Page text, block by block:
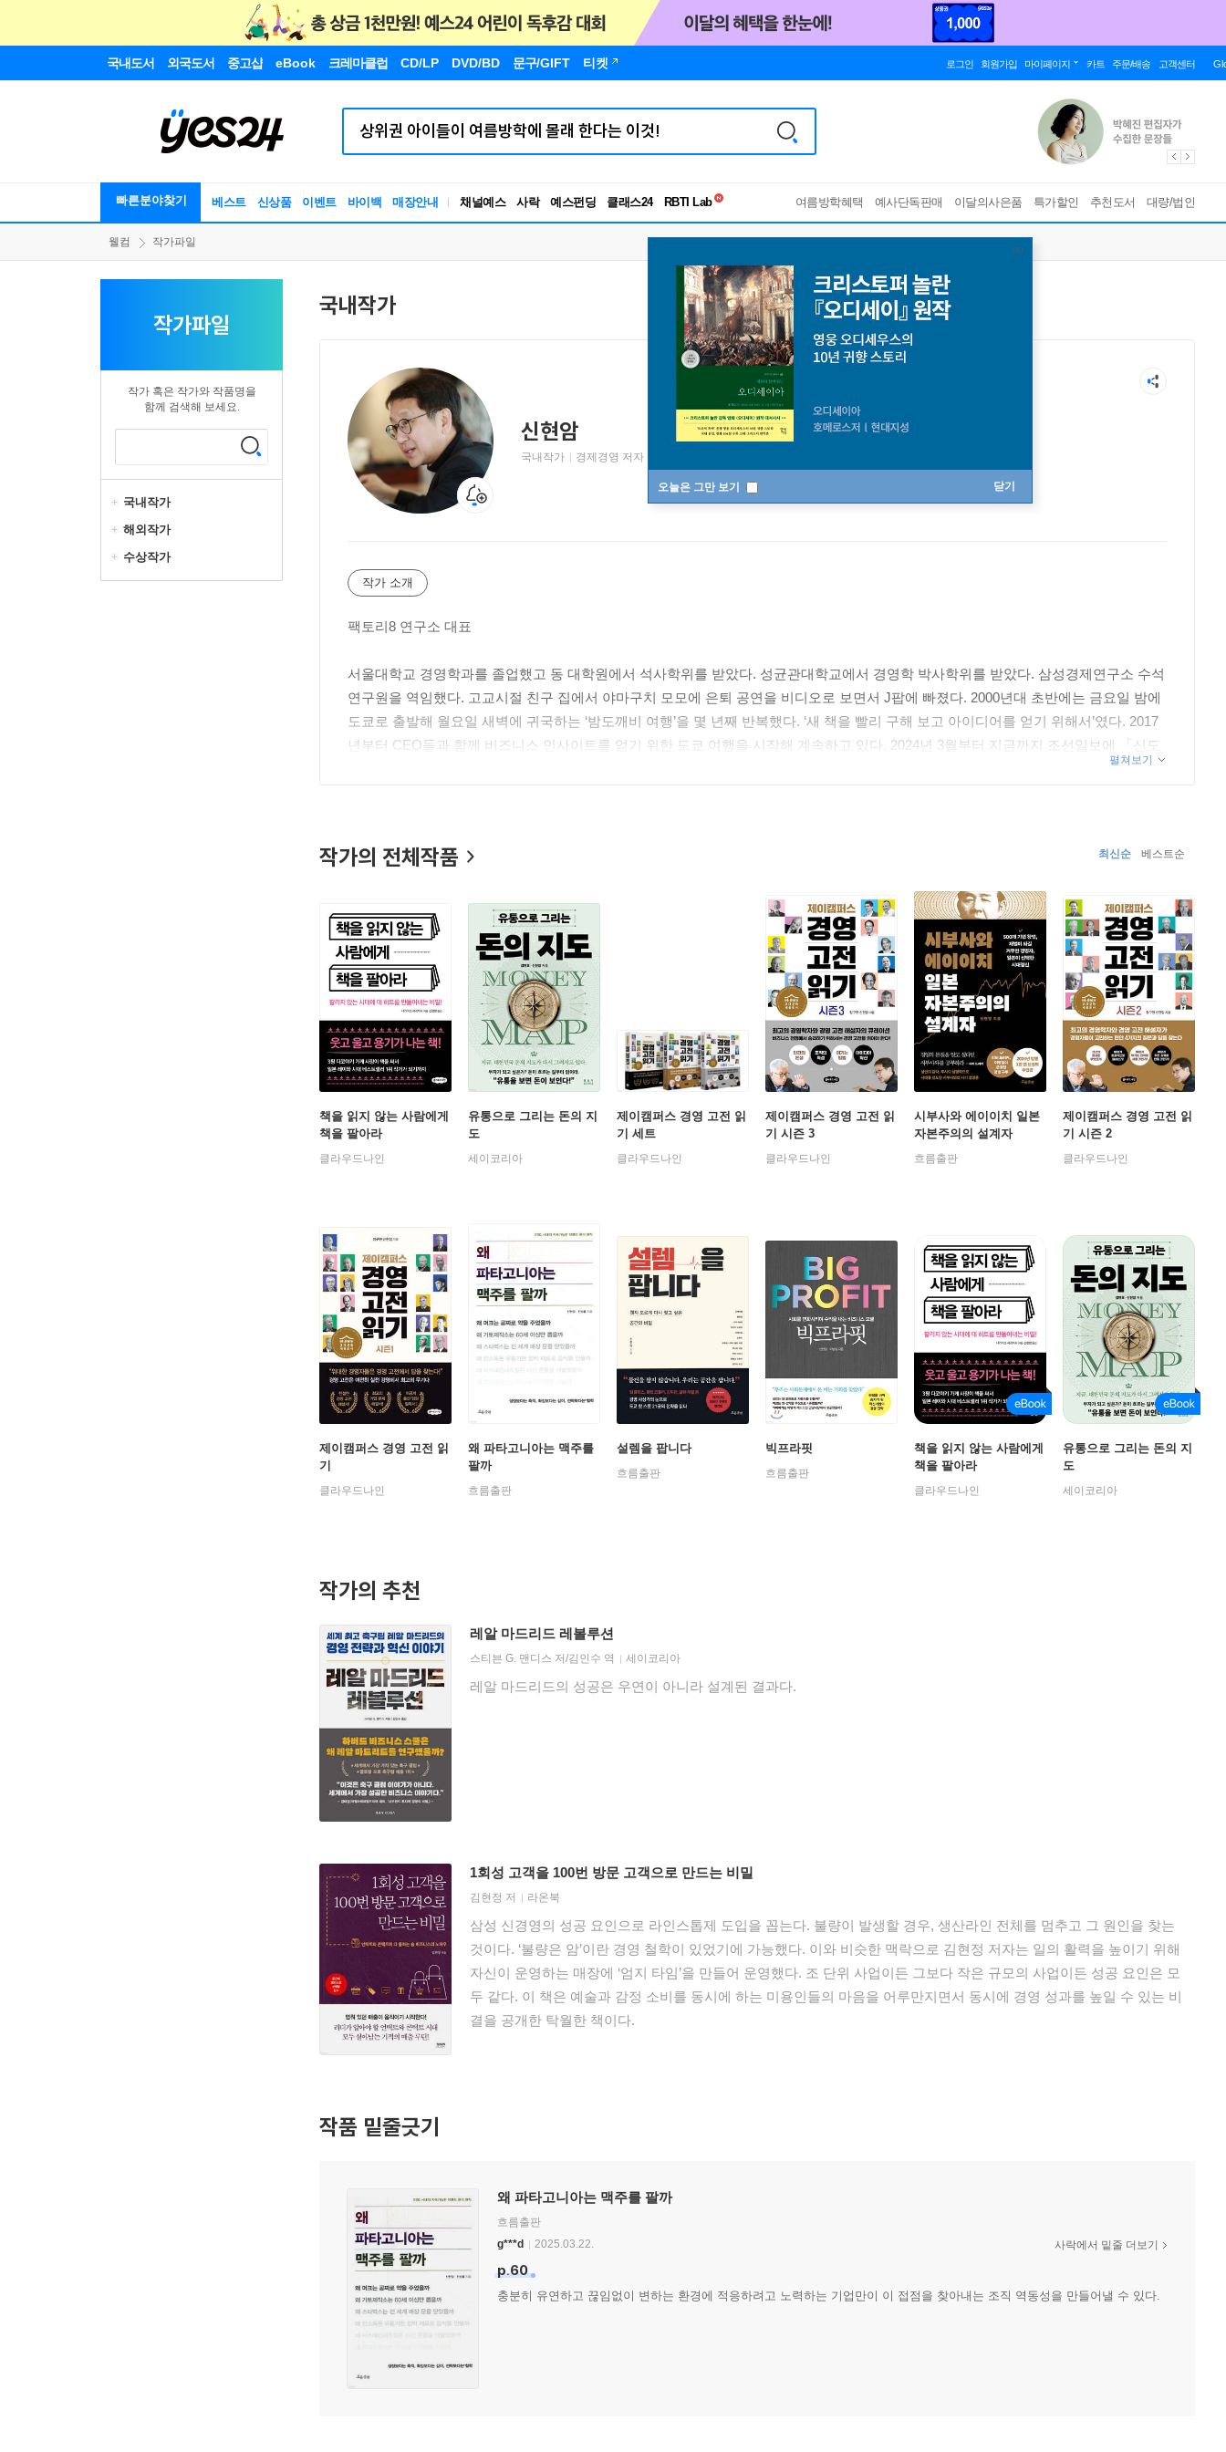
국내도서 외국도서 중고샵 eBook 크레마클럽 CD/LP DVD/BD 문구/GIFT 티켓 로그인 회원가입 마이페이지 카트 주문/배송 고객센터
빠른분야찾기 베스트 신상품 이벤트 바이백 매장안내 채널예스 사락 예스펀딩 클래스24
독서유형검사
여름방학혜택 예사단독판매 이달의사은품 특가할인 추천도서 대량/법인
오늘은 그만 보기 닫기
웰컴 작가파일
작가파일
작가 혹은 작가와 작품명을
함께 검색해 보세요.
국내작가
해외작가
수상작가
국내작가
신현암
국내작가 경제경영 저자
작가 소개
팩토리8 연구소 대표
서울대학교 경영학과를 졸업했고 동 대학원에서 석사학위를 받았다. 성균관대학교에서 경영학 박사학위를 받았다. 삼성경제연구소 수석
연구원을 역임했다. 고교시절 친구 집에서 야마구치 모모에 은퇴 공연을 비디오로 보면서 J팝에 빠졌다. 2000년대 초반에는 금요일 밤에
도쿄로 출발해 월요일 새벽에 귀국하는 ‘밤도깨비 여행’을 몇 년째 반복했다. ‘새 책을 빨리 구해 보고 아이디어를 얻기 위해서’였다. 2017
년부터 CEO들과 함께 비즈니스 인사이트를 얻기 위한 도쿄 여행을 시작해 계속하고 있다. 2024년 3월부터 지금까지 조선일보에 「신도
펼쳐보기
작가의 전체작품 최신순 베스트순
책을 읽지 않는 사람에게
책을 팔아라
클라우드나인
유통으로 그리는 돈의 지
도
세이코리아
제이캠퍼스 경영 고전 읽
기 세트
클라우드나인
제이캠퍼스 경영 고전 읽
기 시즌 3
클라우드나인
시부사와 에이이치 일본
자본주의의 설계자
흐름출판
제이캠퍼스 경영 고전 읽
기 시즌 2
클라우드나인
제이캠퍼스 경영 고전 읽
기
클라우드나인
왜 파타고니아는 맥주를
팔까
흐름출판
설렘을 팝니다
흐름출판
빅프라핏
흐름출판
책을 읽지 않는 사람에게
책을 팔아라
클라우드나인
유통으로 그리는 돈의 지
도
세이코리아
작가의 추천
레알 마드리드 레볼루션
스티븐 G. 맨디스 저/김인수 역 세이코리아
레알 마드리드의 성공은 우연이 아니라 설계된 결과다.
1회성 고객을 100번 방문 고객으로 만드는 비밀
김현정 저 라온북
삼성 신경영의 성공 요인으로 라인스톱제 도입을 꼽는다. 불량이 발생할 경우, 생산라인 전체를 멈추고 그 원인을 찾는
것이다. ‘불량은 암’이란 경영 철학이 있었기에 가능했다. 이와 비슷한 맥락으로 김현정 저자는 일의 활력을 높이기 위해
자신이 운영하는 매장에 ‘엄지 타임’을 만들어 운영했다. 조 단위 사업이든 그보다 작은 규모의 사업이든 성공 요인은 모
두 같다. 이 책은 예술과 감정 소비를 동시에 하는 미용인들의 마음을 어루만지면서 동시에 경영 성과를 높일 수 있는 비
결을 공개한 탁월한 책이다.
작품 밑줄긋기
왜 파타고니아는 맥주를 팔까
흐름출판
g***d
2025.03.22.
p.60
충분히 유연하고 끊임없이 변하는 환경에 적응하려고 노력하는 기업만이 이 접점을 찾아내는 조직 역동성을 만들어낼 수 있다.
사락에서 밑줄 더보기